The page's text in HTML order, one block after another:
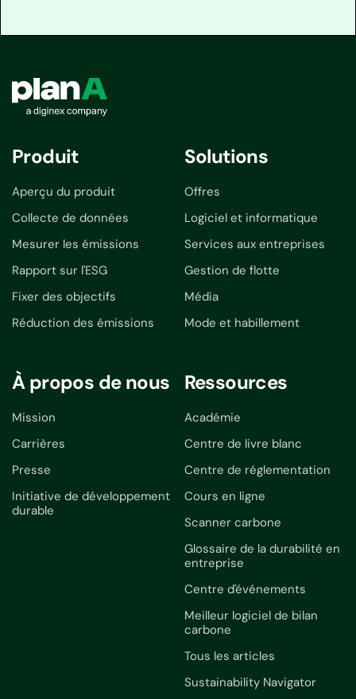
Produit
Aperçu du produit
Collecte de données
Mesurer les émissions
Rapport sur l'ESG
Fixer des objectifs
Réduction des émissions
Solutions
Offres
Logiciel et informatique
Services aux entreprises
Gestion de flotte
Média
Mode et habillement
À propos de nous
Mission
Carrières
Presse
Initiative de développement
durable
Ressources
Académie
Centre de livre blanc
Centre de réglementation
Cours en ligne
Scanner carbone
Glossaire de la durabilité en
entreprise
Centre d'événements
Meilleur logiciel de bilan
carbone
Tous les articles
Sustainability Navigator